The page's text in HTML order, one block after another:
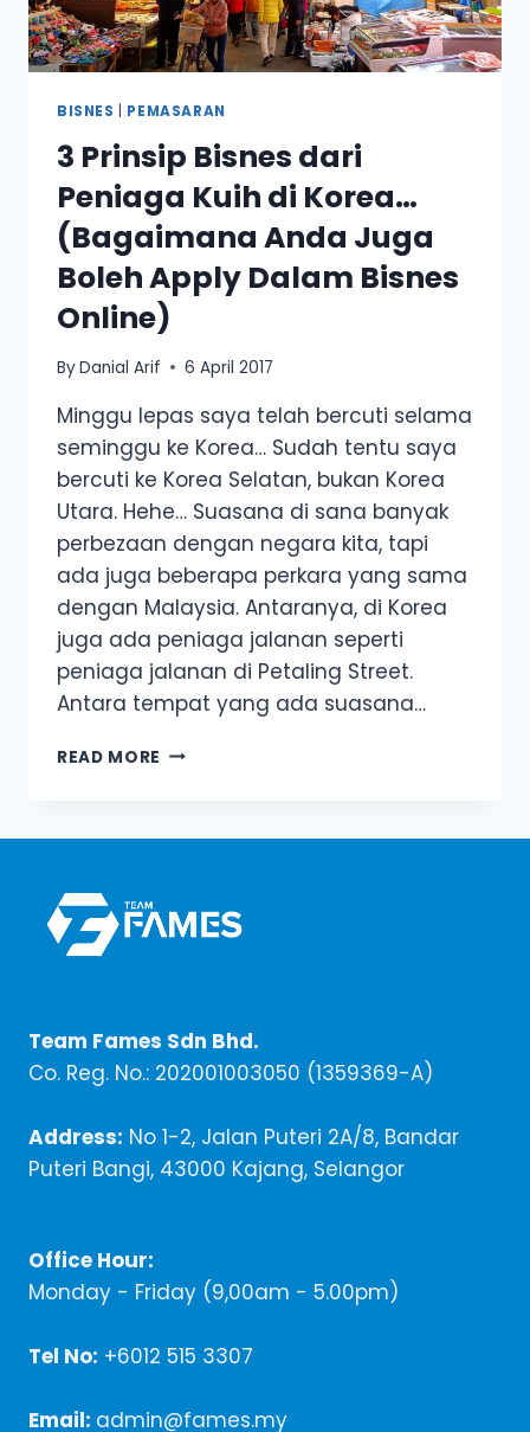
BISNES PEMASARAN
3 Prinsip Bisnes dari
Peniaga Kuih di Korea…
(Bagaimana Anda Juga
Boleh Apply Dalam Bisnes
Online)
ByDanial Arif 6 April 2017
Minggu lepas saya telah bercuti selama
seminggu ke Korea… Sudah tentu saya
bercuti ke Korea Selatan, bukan Korea
Utara. Hehe… Suasana di sana banyak
perbezaan dengan negara kita, tapi
ada juga beberapa perkara yang sama
dengan Malaysia. Antaranya, di Korea
juga ada peniaga jalanan seperti
peniaga jalanan di Petaling Street.
Antara tempat yang ada suasana…
READ MORE 3
KOREA…
APPLY
DALAM
ONLINE)
Team Fames Sdn Bhd.
Co. Reg. No.: 202001003050 (1359369-A)
Address: No 1-2, Jalan Puteri 2A/8, Bandar
Puteri Bangi, 43000 Kajang, Selangor
Office Hour:
Monday - Friday (9,00am - 5.00pm)
Tel No: +6012 515 3307
Email: admin@fames.my